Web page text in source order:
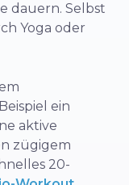
dauern. Selbst
Yoga oder
ein
aktive
zügigem
20-